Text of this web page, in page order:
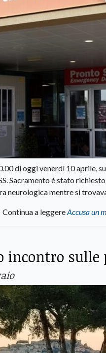
di oggi venerdì 10 aprile,
Sacramento è stato
neurologica mentre si
Continua a leggereAccusa un
incontro